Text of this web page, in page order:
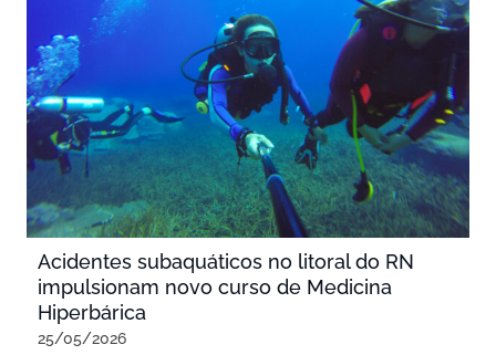
Acidentes subaquáticos no litoral do RN
impulsionam novo curso de Medicina
Hiperbárica
25/05/2026